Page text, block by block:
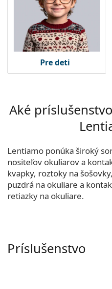
Pre deti
Aké
Lentiamo ponúka široký
nositeľov okuliarov a
kvapky, roztoky na
puzdrá na okuliare a
retiazky na okuliare.
Príslušenstvo